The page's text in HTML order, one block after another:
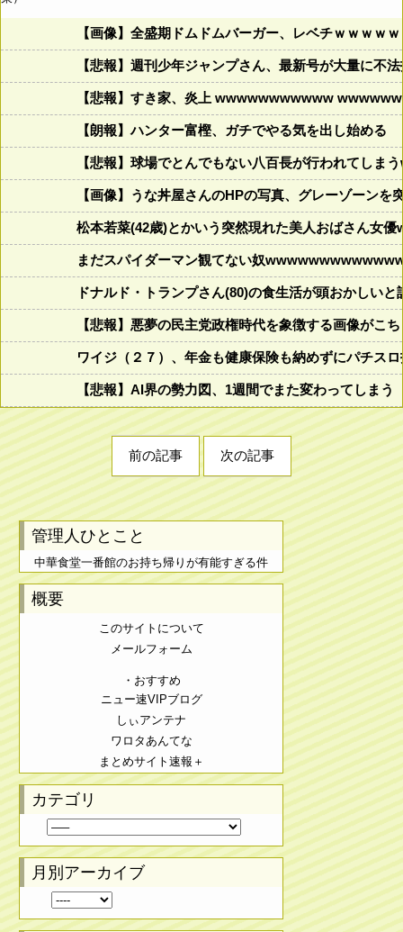
【画像】全盛期ドムドムバーガー、レベチｗｗｗｗ
【悲報】週刊少年ジャンプさん、最新号が大量に不
【悲報】すき家、炎上 wwwwwwwwwww
【朗報】ハンター富樫、ガチでやる気を出し始める
【悲報】球場でとんでもない八百長が行われてし
【画像】うな丼屋さんのHPの写真、グレーゾーンを
松本若菜(42歳)とかいう突然現れた美人おばさん女優
まだスパイダーマン観てない奴
ドナルド・トランプさん(80)の食生活が頭おかしい
【悲報】悪夢の民主党政権時代を象徴する画像がこ
ワイジ（２７）、年金も健康保険も納めずにパチス
【悲報】AI界の勢力図、1週間でまた変わってしまう
前の記事 次の記事
管理人ひとこと
中華食堂一番館のお持ち帰りが有能すぎる件
概要
このサイトについて
メールフォーム
・おすすめ
ニュー速VIPブログ
しぃアンテナ
ワロタあんてな
まとめサイト速報＋
カテゴリ
月別アーカイブ